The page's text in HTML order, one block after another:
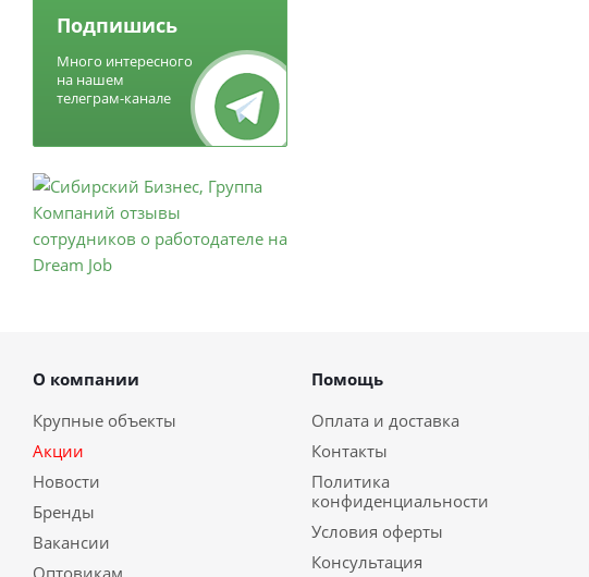
Подпишись
Много интересного
на нашем
телеграм-канале
О компании
Крупные объекты
Акции
Новости
Бренды
Вакансии
Оптовикам
Помощь
Оплата и доставка
Контакты
Политика
конфиденциальности
Условия оферты
Консультация